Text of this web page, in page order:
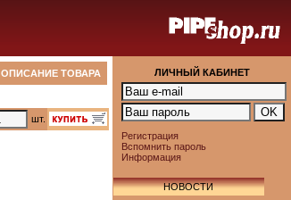
ОПИСАНИЕ ТОВАРА
шт.
ЛИЧНЫЙ КАБИНЕТ
Регистрация
Вспомнить пароль
Информация
НОВОСТИ